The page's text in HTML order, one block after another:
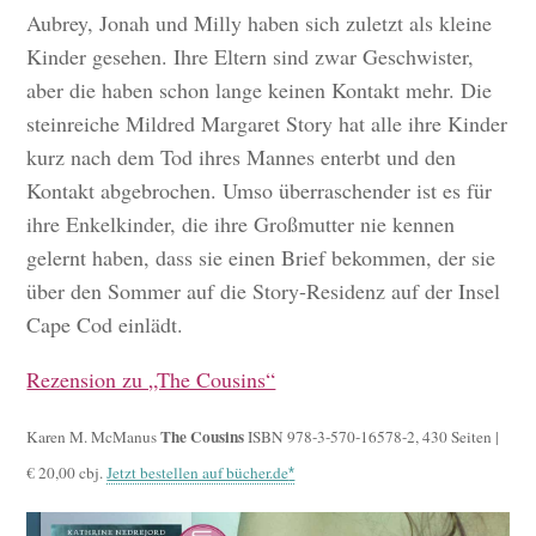
Aubrey, Jonah und Milly haben sich zuletzt als kleine
Kinder gesehen. Ihre Eltern sind zwar Geschwister,
aber die haben schon lange keinen Kontakt mehr. Die
steinreiche Mildred Margaret Story hat alle ihre Kinder
kurz nach dem Tod ihres Mannes enterbt und den
Kontakt abgebrochen. Umso überraschender ist es für
ihre Enkelkinder, die ihre Großmutter nie kennen
gelernt haben, dass sie einen Brief bekommen, der sie
über den Sommer auf die Story-Residenz auf der Insel
Cape Cod einlädt.
Rezension zu „The Cousins“
Karen M. McManusThe CousinsISBN 978-3-570-16578-2, 430 Seiten |
€ 20,00 cbj.Jetzt bestellen auf bücher.de